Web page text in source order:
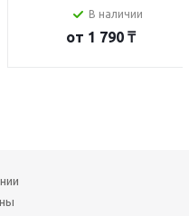
В наличии
от 1 790 ₸